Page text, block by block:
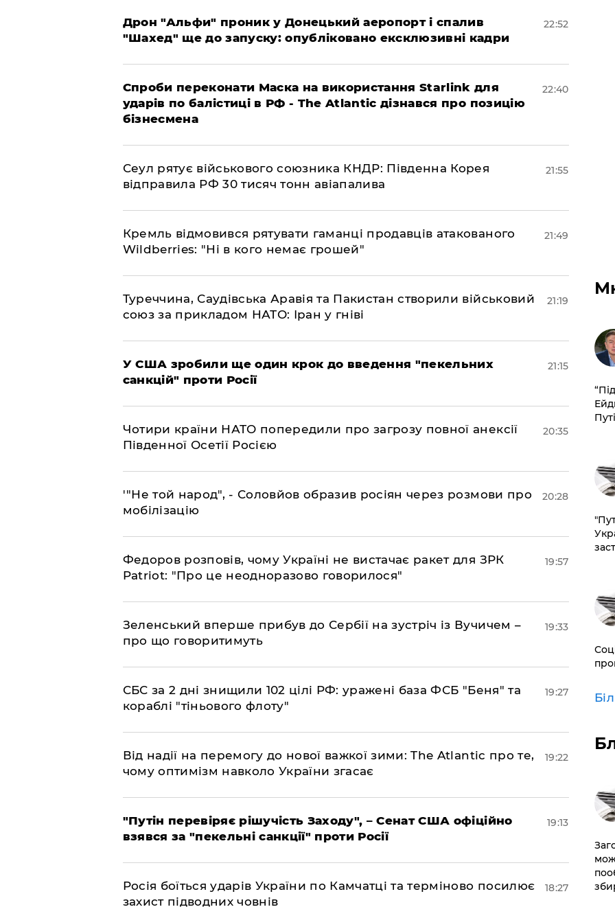
​Дрон "Альфи" проник у Донецький аеропорт і спалив
"Шахед" ще до запуску: опубліковано ексклюзивні кадри
22:52
​Спроби переконати Маска на використання Starlink для
ударів по балістиці в РФ - The Atlantic дізнався про позицію
бізнесмена
22:40
​Сеул рятує військового союзника КНДР: Південна Корея
відправила РФ 30 тисяч тонн авіапалива
21:55
​Кремль відмовився рятувати гаманці продавців атакованого
Wildberries: "Ні в кого немає грошей"
21:49
​Туреччина, Саудівська Аравія та Пакистан створили військовий
союз за прикладом НАТО: Іран у гніві
21:19
​У США зробили ще один крок до введення "пекельних
санкцій" проти Росії
21:15
​Чотири країни НАТО попередили про загрозу повної анексії
Південної Осетії Росією
20:35
​'"Не той народ", - Соловйов образив росіян через розмови про
мобілізацію
20:28
​Федоров розповів, чому Україні не вистачає ракет для ЗРК
Patriot: "Про це неодноразово говорилося"
19:57
​Зеленський вперше прибув до Сербії на зустріч із Вучичем –
про що говоритимуть
19:33
​СБС за 2 дні знищили 102 цілі РФ: уражені база ФСБ "Беня" та
кораблі "тіньового флоту"
19:27
​Від надії на перемогу до нової важкої зими: The Atlantic про те,
чому оптимізм навколо України згасає
19:22
​"Путін перевіряє рішучість Заходу", – Сенат США офіційно
взявся за "пекельні санкції" проти Росії
19:13
​Росія боїться ударів України по Камчатці та терміново посилює
захист підводних човнів
18:27